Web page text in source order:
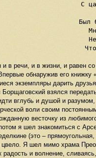
С
Был
в речи, и в жизни, и равен
обнаружив его книжку
экземпляры дарить
взялся
вглубь и душой и
воли своим
весточку из
я шел знакомиться с
(это –
Я шел мимо храма
радость и волнение,